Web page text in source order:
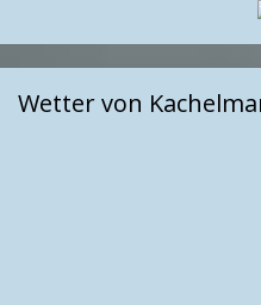
Wetter von